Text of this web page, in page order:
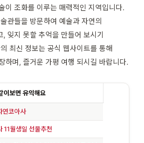
이 조화를 이루는 매력적인 지역입니다.
관들을 방문하여 예술과 자연의
, 잊지 못할 추억을 만들어 보시기
최신 정보는 공식 웹사이트를 통해
하며, 즐거운 가평 여행 되시길 바랍니다.
이보면 유익해요
연코아사
11월생일 선물추천